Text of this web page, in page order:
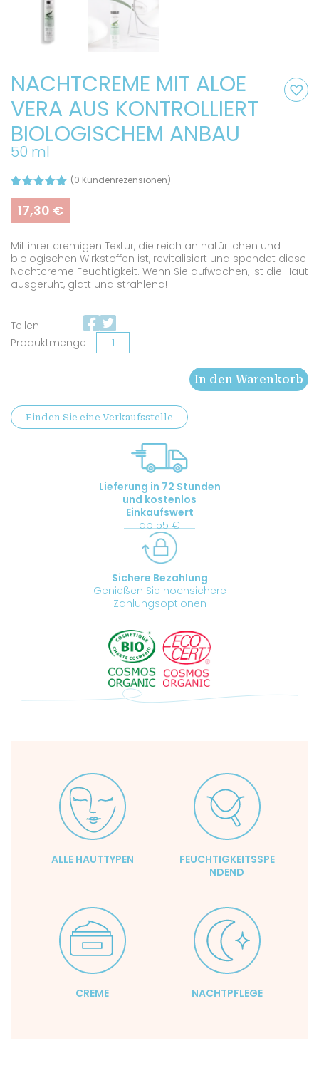
NACHTCREME MIT ALOE
VERA AUS KONTROLLIERT
BIOLOGISCHEM ANBAU
50 ml
mit 5.00
von 5,
basierend
Kundenbew
ertungen
(0 Kundenrezensionen)
17,30 €
Mit ihrer cremigen Textur, die reich an natürlichen und
biologischen Wirkstoffen ist, revitalisiert und spendet diese
Nachtcreme Feuchtigkeit. Wenn Sie aufwachen, ist die Haut
ausgeruht, glatt und strahlend!
Teilen :
Nachtcreme
Vera
aus
In den Warenkorb
Finden Sie eine Verkaufsstelle
Lieferung in 72 Stunden
und kostenlos
Einkaufswert
ab 55 €
Sichere Bezahlung
Genießen Sie hochsichere
Zahlungsoptionen
ALLE HAUTTYPEN
FEUCHTIGKEITSSPE
NDEND
CREME NACHTPFLEGE